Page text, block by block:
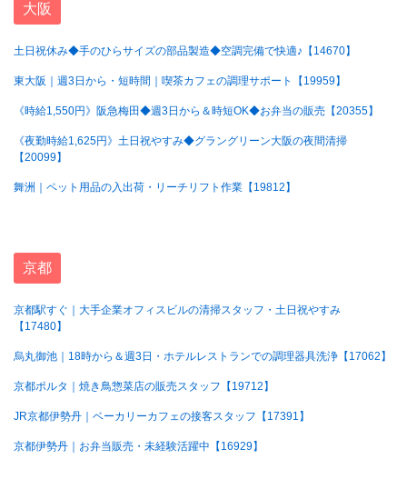
大阪
土日祝休み◆手のひらサイズの部品製造◆空調完備で快適♪【14670】
東大阪｜週3日から・短時間｜喫茶カフェの調理サポート【19959】
《時給1,550円》阪急梅田◆週3日から＆時短OK◆お弁当の販売【20355】
《夜勤時給1,625円》土日祝やすみ◆グラングリーン大阪の夜間清掃
【20099】
舞洲｜ペット用品の入出荷・リーチリフト作業【19812】
京都
京都駅すぐ｜大手企業オフィスビルの清掃スタッフ・土日祝やすみ
【17480】
烏丸御池｜18時から＆週3日・ホテルレストランでの調理器具洗浄【17062】
京都ポルタ｜焼き鳥惣菜店の販売スタッフ【19712】
JR京都伊勢丹｜ベーカリーカフェの接客スタッフ【17391】
京都伊勢丹｜お弁当販売・未経験活躍中【16929】